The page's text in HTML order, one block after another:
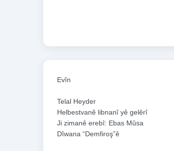
Evîn
Telal Heyder
Helbestvanê libnanî yê gelêrî
Ji zimanê erebî: Ebas Mûsa
Dîwana “Demfiroş”ê